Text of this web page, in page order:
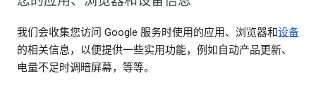
我们会收集您访问 Google 服务时使用的应用、浏览器和设备
的相关信息，以便提供一些实用功能，例如自动产品更新、
电量不足时调暗屏幕，等等。